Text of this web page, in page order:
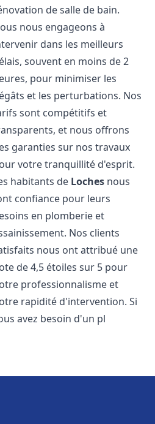
de salle de bain.
nous engageons à
dans les meilleurs
souvent en moins de 2
pour minimiser les
et les perturbations. Nos
sont compétitifs et
et nous offrons
garanties sur nos travaux
votre tranquillité d'esprit.
habitants de Loches nous
confiance pour leurs
en plomberie et
Nos clients
nous ont attribué une
de 4,5 étoiles sur 5 pour
professionnalisme et
rapidité d'intervention. Si
avez besoin d'un pl